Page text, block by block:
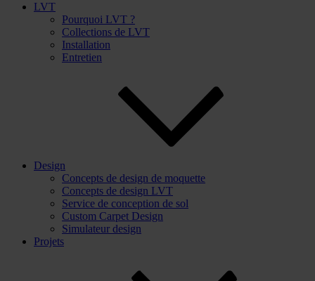
LVT
Pourquoi LVT ?
Collections de LVT
Installation
Entretien
Design
Concepts de design de moquette
Concepts de design LVT
Service de conception de sol
Custom Carpet Design
Simulateur design
Projets